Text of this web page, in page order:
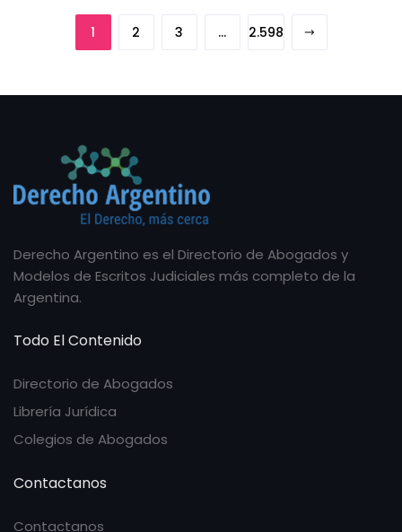
1 2 3 … 2.598
Derecho Argentino es el Directorio de Abogados y
Modelos de Escritos Judiciales más completo de la
Argentina.
Todo El Contenido
Directorio de Abogados
Librería Jurídica
Colegios de Abogados
Contactanos
Contactanos